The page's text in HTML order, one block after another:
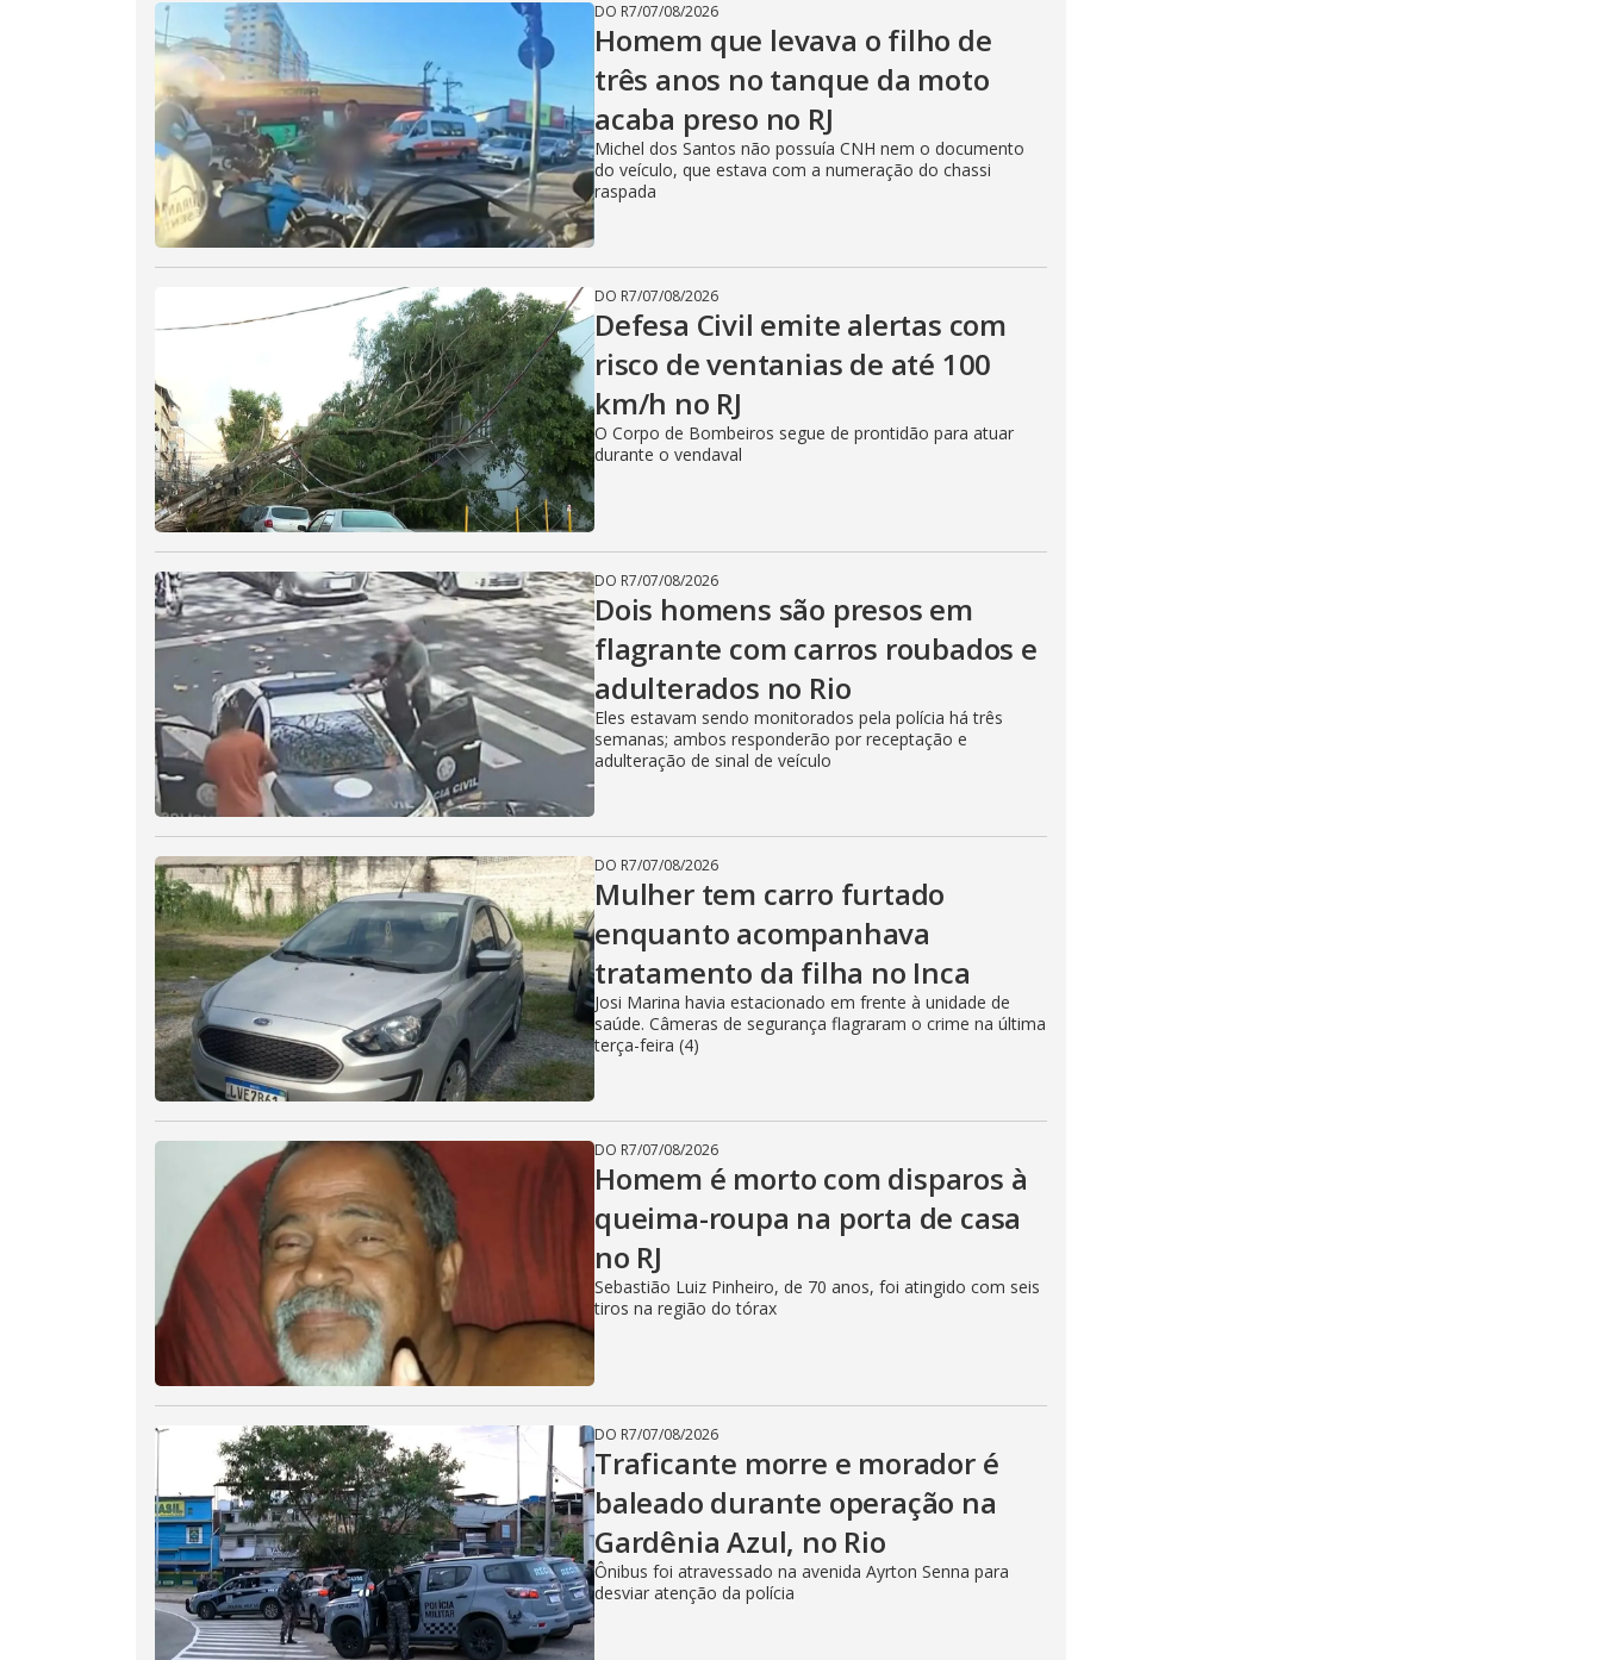
DO R7/07/08/2026
Homem que levava o filho de
três anos no tanque da moto
acaba preso no RJ
Michel dos Santos não possuía CNH nem o documento
do veículo, que estava com a numeração do chassi
raspada
DO R7/07/08/2026
Defesa Civil emite alertas com
risco de ventanias de até 100
km/h no RJ
O Corpo de Bombeiros segue de prontidão para atuar
durante o vendaval
DO R7/07/08/2026
Dois homens são presos em
flagrante com carros roubados e
adulterados no Rio
Eles estavam sendo monitorados pela polícia há três
semanas; ambos responderão por receptação e
adulteração de sinal de veículo
DO R7/07/08/2026
Mulher tem carro furtado
enquanto acompanhava
tratamento da filha no Inca
Josi Marina havia estacionado em frente à unidade de
saúde. Câmeras de segurança flagraram o crime na última
terça-feira (4)
DO R7/07/08/2026
Homem é morto com disparos à
queima-roupa na porta de casa
no RJ
Sebastião Luiz Pinheiro, de 70 anos, foi atingido com seis
tiros na região do tórax
DO R7/07/08/2026
Traficante morre e morador é
baleado durante operação na
Gardênia Azul, no Rio
Ônibus foi atravessado na avenida Ayrton Senna para
desviar atenção da polícia